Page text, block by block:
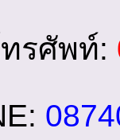
ทรศัพท์: